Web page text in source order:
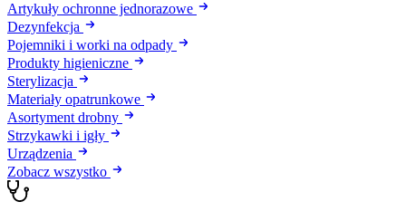
Artykuły ochronne jednorazowe
Dezynfekcja
Pojemniki i worki na odpady
Produkty higieniczne
Sterylizacja
Materiały opatrunkowe
Asortyment drobny
Strzykawki i igły
Urządzenia
Zobacz wszystko